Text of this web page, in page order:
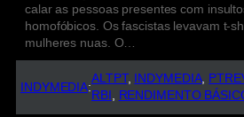
calar as pessoas presentes com
homofóbicos. Os fascistas levavam t-
mulheres nuas. O…
INDYMEDIA:
ALTPT, INDYMEDIA,
RBI , RENDIMENTO